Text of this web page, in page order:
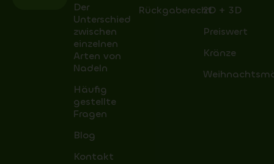
Der
Unterschied
zwischen
einzelnen
Arten von
Nadeln
Häufig
gestellte
Fragen
Blog
Kontakt
Rückgaberecht2D + 3D
Preiswert
Kränze